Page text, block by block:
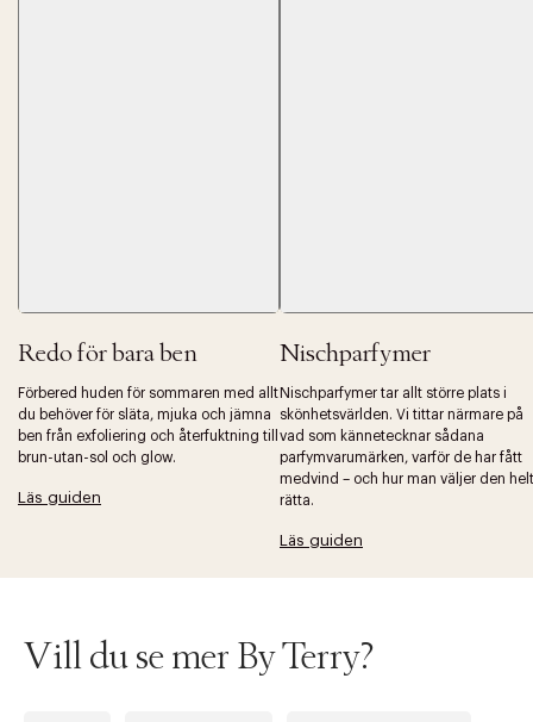
Redo för bara ben
Förbered huden för sommaren med allt
du behöver för släta, mjuka och jämna
ben från exfoliering och återfuktning till
brun-utan-sol och glow.
Läs guiden
Nischparfymer
Nischparfymer tar allt större plats i
skönhetsvärlden. Vi tittar närmare på
vad som kännetecknar sådana
parfymvarumärken, varför de har fått
medvind – och hur man väljer den helt
rätta.
Läs guiden
Vill du se mer By Terry?